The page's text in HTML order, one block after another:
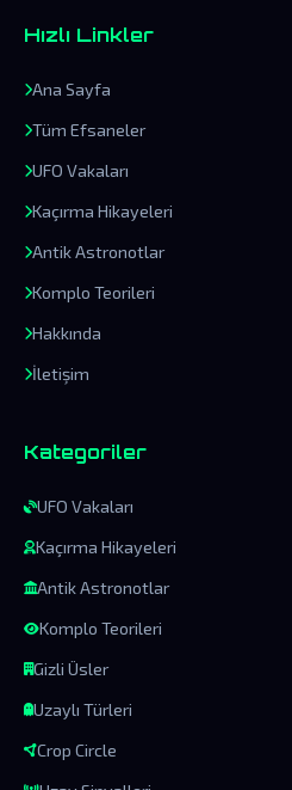
Hızlı Linkler
Ana Sayfa
Tüm Efsaneler
UFO Vakaları
Kaçırma Hikayeleri
Antik Astronotlar
Komplo Teorileri
Hakkında
İletişim
Kategoriler
UFO Vakaları
Kaçırma Hikayeleri
Antik Astronotlar
Komplo Teorileri
Gizli Üsler
Uzaylı Türleri
Crop Circle